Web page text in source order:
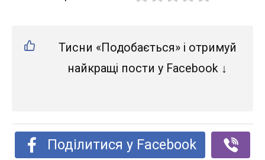
Тисни «Подобається» і отримуй
найкращі пости у Facebook ↓
Поділитися у Facebook